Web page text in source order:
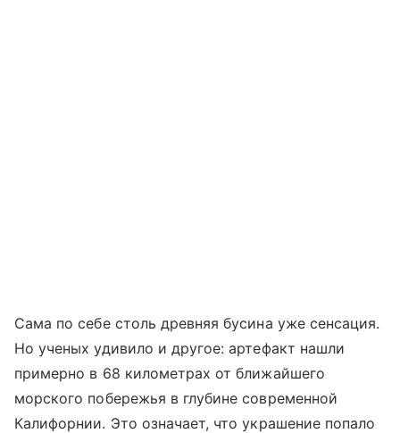
Сама по себе столь древняя бусина уже сенсация.
Но ученых удивило и другое: артефакт нашли
примерно в 68 километрах от ближайшего
морского побережья в глубине современной
Калифорнии. Это означает, что украшение попало